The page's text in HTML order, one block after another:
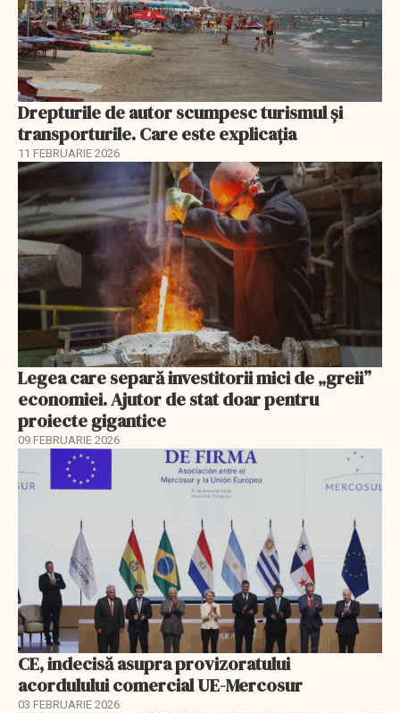
Drepturile de autor scumpesc turismul și
transporturile. Care este explicația
11 FEBRUARIE 2026
Legea care separă investitorii mici de „greii”
economiei. Ajutor de stat doar pentru
proiecte gigantice
09 FEBRUARIE 2026
CE, indecisă asupra provizoratului
acordulului comercial UE-Mercosur
03 FEBRUARIE 2026